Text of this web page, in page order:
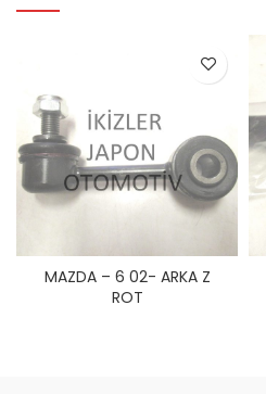
MAZDA – 6 02- ARKA Z
ROT